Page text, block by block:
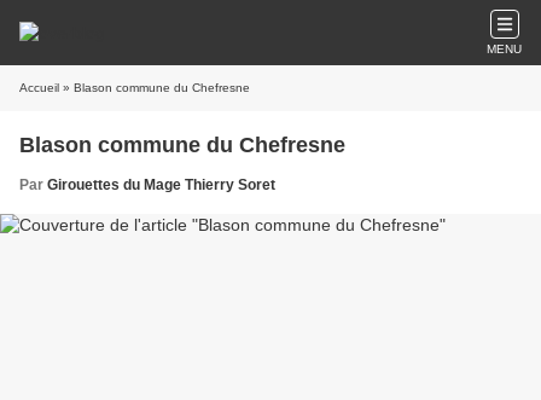
MENU
Accueil » Blason commune du Chefresne
Blason commune du Chefresne
Par Girouettes du Mage Thierry Soret